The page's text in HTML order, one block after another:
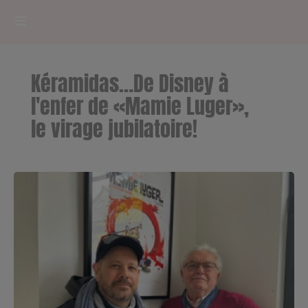
RADIOPLAYER
CK RADIO Line-up
PODCASTS
Cultur'Ciné - Jean Meurice
Kéramidas…De Disney à
l'enfer de «Mamie Luger»,
le virage jubilatoire!